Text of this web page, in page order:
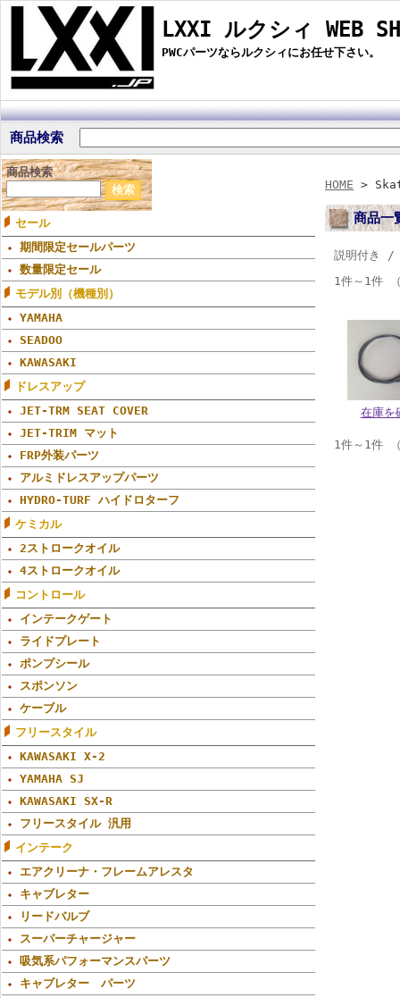
LXXI ルクシィ WEB
PWCパーツならルクシィにお任せ下さい。
商品検索
商品検索
セール
期間限定セールパーツ
数量限定セール
モデル別（機種別）
YAMAHA
SEADOO
KAWASAKI
ドレスアップ
JET-TRM SEAT COVER
JET-TRIM マット
FRP外装パーツ
アルミドレスアップパーツ
HYDRO-TURF ハイドロターフ
ケミカル
2ストロークオイル
4ストロークオイル
コントロール
インテークゲート
ライドプレート
ポンプシール
スポンソン
ケーブル
フリースタイル
KAWASAKI X-2
YAMAHA SJ
KAWASAKI SX-R
フリースタイル 汎用
インテーク
エアクリーナ・フレームアレスタ
キャブレター
リードバルブ
スーパーチャージャー
吸気系パフォーマンスパーツ
キャブレター パーツ
HOME >
商品一
説明付き
1件～1件
在庫を
1件～1件